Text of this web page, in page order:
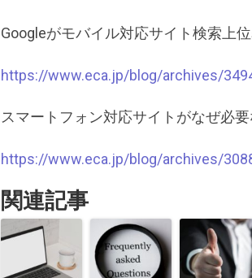
Googleがモバイル対応サイト検索上
https://www.eca.jp/blog/archives/
スマートフォン対応サイトがなぜ必
https://www.eca.jp/blog/archives/
関連記事